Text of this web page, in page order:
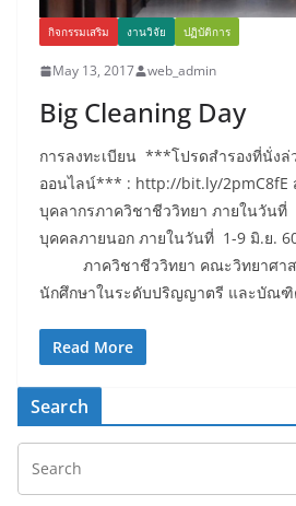
กิจกรรมเสริม งานวิจัย ปฏิบัติการ
May 13, 2017 web_admin
Big Cleaning Day
การลงทะเบียน ***โปรดสำรองที่นั่งล่
ออนไลน์*** : http://bit.ly/2pmC8fE
บุคลากรภาควิชาชีววิทยา ภายในวันที่
บุคคลภายนอก ภายในวันที่ 1-9 มิ.ย.
ภาควิชาชีววิทยา คณะวิทยาศาส
นักศึกษาในระดับปริญญาตรี และบัณฑิ
Read More
Search